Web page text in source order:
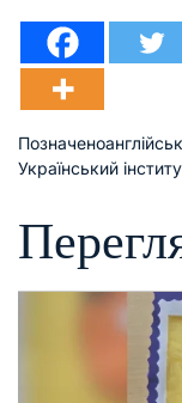
Позначено
Український